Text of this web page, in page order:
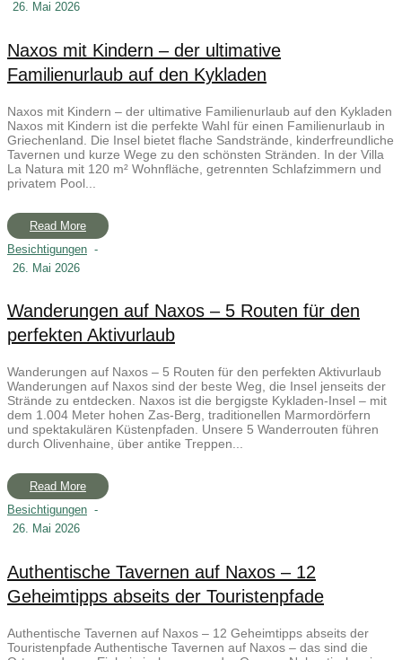
26. Mai 2026
Naxos mit Kindern – der ultimative
Familienurlaub auf den Kykladen
Naxos mit Kindern – der ultimative Familienurlaub auf den Kykladen
Naxos mit Kindern ist die perfekte Wahl für einen Familienurlaub in
Griechenland. Die Insel bietet flache Sandstrände, kinderfreundliche
Tavernen und kurze Wege zu den schönsten Stränden. In der Villa
La Natura mit 120 m² Wohnfläche, getrennten Schlafzimmern und
privatem Pool...
Read More
Besichtigungen -
26. Mai 2026
Wanderungen auf Naxos – 5 Routen für den
perfekten Aktivurlaub
Wanderungen auf Naxos – 5 Routen für den perfekten Aktivurlaub
Wanderungen auf Naxos sind der beste Weg, die Insel jenseits der
Strände zu entdecken. Naxos ist die bergigste Kykladen-Insel – mit
dem 1.004 Meter hohen Zas-Berg, traditionellen Marmordörfern
und spektakulären Küstenpfaden. Unsere 5 Wanderrouten führen
durch Olivenhaine, über antike Treppen...
Read More
Besichtigungen -
26. Mai 2026
Authentische Tavernen auf Naxos – 12
Geheimtipps abseits der Touristenpfade
Authentische Tavernen auf Naxos – 12 Geheimtipps abseits der
Touristenpfade Authentische Tavernen auf Naxos – das sind die